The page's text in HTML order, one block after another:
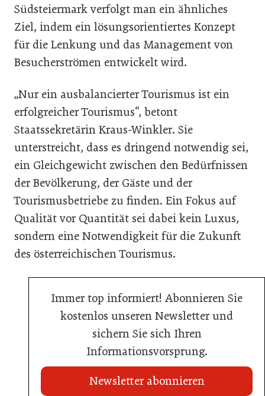
Südsteiermark verfolgt man ein ähnliches
Ziel, indem ein lösungsorientiertes Konzept
für die Lenkung und das Management von
Besucherströmen entwickelt wird.
„Nur ein ausbalancierter Tourismus ist ein
erfolgreicher Tourismus“, betont
Staatssekretärin Kraus-Winkler. Sie
unterstreicht, dass es dringend notwendig sei,
ein Gleichgewicht zwischen den Bedürfnissen
der Bevölkerung, der Gäste und der
Tourismusbetriebe zu finden. Ein Fokus auf
Qualität vor Quantität sei dabei kein Luxus,
sondern eine Notwendigkeit für die Zukunft
des österreichischen Tourismus.
Immer top informiert! Abonnieren Sie
kostenlos unseren Newsletter und
sichern Sie sich Ihren
Informationsvorsprung.
Newsletter abonnieren